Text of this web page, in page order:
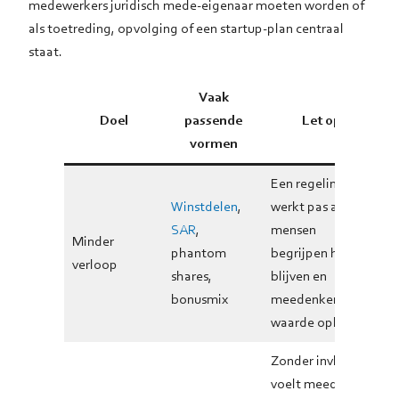
medewerkers juridisch mede-eigenaar moeten worden of
als toetreding, opvolging of een startup-plan centraal
staat.
Doel
Vaak
passende
vormen
Let op
Minder
verloop
Winstdelen,
SAR,
phantom
shares,
bonusmix
Een regeling
werkt pas als
mensen
begrijpen hoe
blijven en
meedenken
waarde oplevert.
Zonder invloed
voelt meedelen